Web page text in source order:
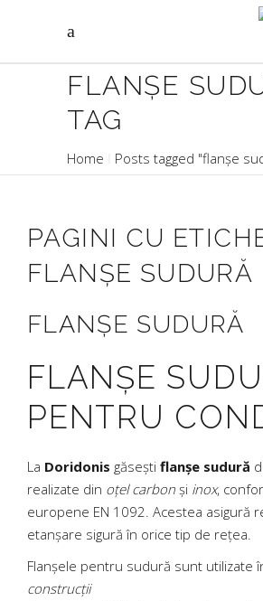
FLANȘE
TAG
Home Posts tagged "flanșe
PAGINI CU
FLANȘE SUDURĂ
FLANȘE SUDURĂ
FLANȘE
PENTRU
La Doridonis găsești flanșe sudură
realizate din oțel carbon și inox,
europene EN 1092. Acestea asigură
etanșare sigură în orice tip de rețea.
Flanșele pentru sudură sunt utilizate
construcții